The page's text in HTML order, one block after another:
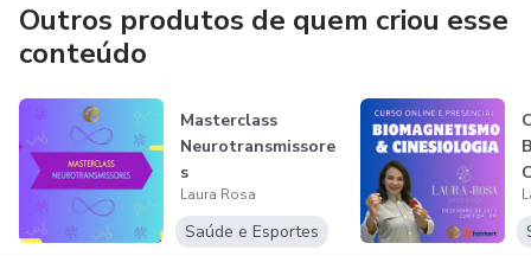
Pós graduação em Assessoria de Imprensa e Comunicação
Especialização em Acupuntura-Word Federation of
Acupuncture Moxibustion Societies-WFAS-Beijing-CHINA.
Outros produtos de quem criou esse
conteúdo
Masterclass
Neurotransmissore
s
Laura Rosa
Saúde e Esportes